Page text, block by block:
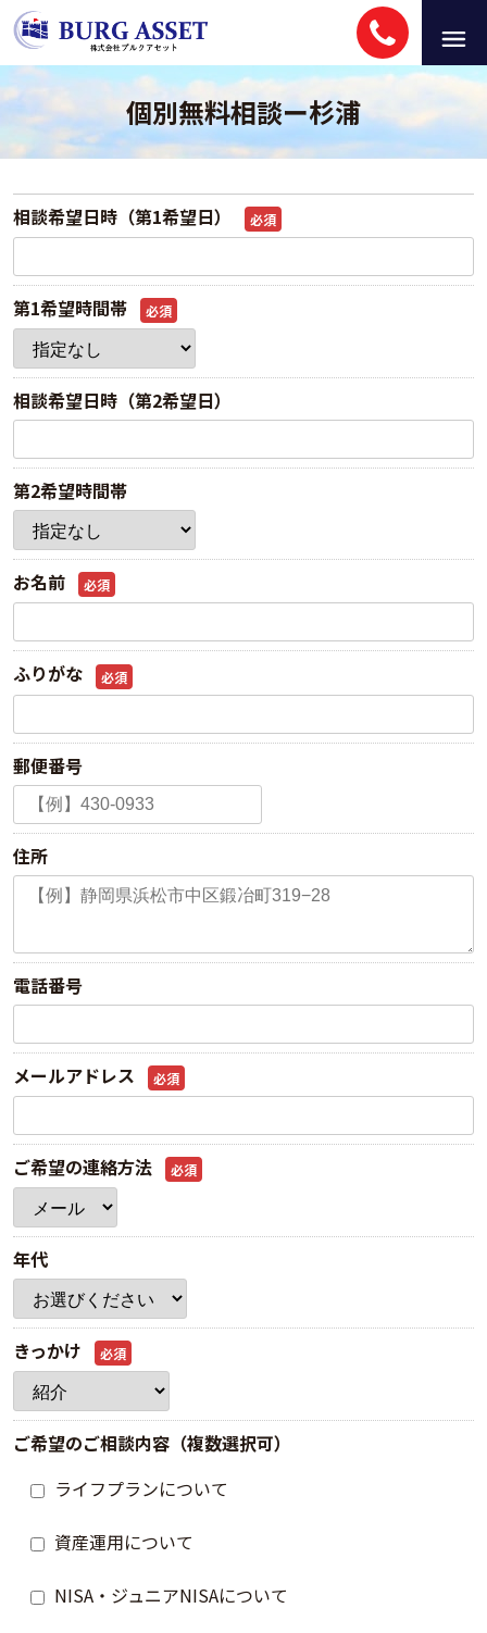
個別無料相談ー杉浦
相談希望日時（第1希望日） 必須
第1希望時間帯 必須
相談希望日時（第2希望日）
第2希望時間帯
お名前 必須
ふりがな 必須
郵便番号
住所
電話番号
メールアドレス 必須
ご希望の連絡方法 必須
年代
きっかけ 必須
ご希望のご相談内容（複数選択可）
ライフプランについて
資産運用について
NISA・ジュニアNISAについて